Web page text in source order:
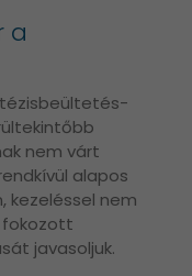
a
nem várt
alapos
kezeléssel nem
javasoljuk.